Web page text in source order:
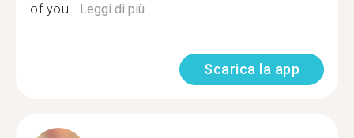
of you... Leggi di più
Scarica la app